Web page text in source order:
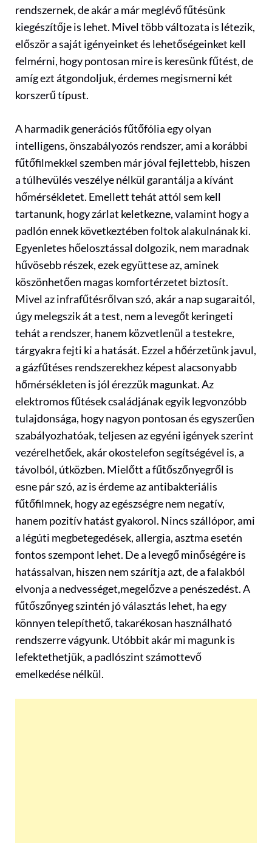
rendszernek, de akár a már meglévő fűtésünk
kiegészítője is lehet. Mivel több változata is létezik,
először a saját igényeinket és lehetőségeinket kell
felmérni, hogy pontosan mire is keresünk fűtést, de
amíg ezt átgondoljuk, érdemes megismerni két
korszerű típust.
A harmadik generációs fűtőfólia egy olyan
intelligens, önszabályozós rendszer, ami a korábbi
fűtőfilmekkel szemben már jóval fejlettebb, hiszen
a túlhevülés veszélye nélkül garantálja a kívánt
hőmérsékletet. Emellett tehát attól sem kell
tartanunk, hogy zárlat keletkezne, valamint hogy a
padlón ennek következtében foltok alakulnának ki.
Egyenletes hőelosztással dolgozik, nem maradnak
hűvösebb részek, ezek együttese az, aminek
köszönhetően magas komfortérzetet biztosít.
Mivel az infrafűtésrőlvan szó, akár a nap sugaraitól,
úgy melegszik át a test, nem a levegőt keringeti
tehát a rendszer, hanem közvetlenül a testekre,
tárgyakra fejti ki a hatását. Ezzel a hőérzetünk javul,
a gázfűtéses rendszerekhez képest alacsonyabb
hőmérsékleten is jól érezzük magunkat. Az
elektromos fűtések családjának egyik legvonzóbb
tulajdonsága, hogy nagyon pontosan és egyszerűen
szabályozhatóak, teljesen az egyéni igények szerint
vezérelhetőek, akár okostelefon segítségével is, a
távolból, útközben. Mielőtt a fűtőszőnyegről is
esne pár szó, az is érdeme az antibakteriális
fűtőfilmnek, hogy az egészségre nem negatív,
hanem pozitív hatást gyakorol. Nincs szállópor, ami
a légúti megbetegedések, allergia, asztma esetén
fontos szempont lehet. De a levegő minőségére is
hatássalvan, hiszen nem szárítja azt, de a falakból
elvonja a nedvességet,megelőzve a penészedést. A
fűtőszőnyeg szintén jó választás lehet, ha egy
könnyen telepíthető, takarékosan használható
rendszerre vágyunk. Utóbbit akár mi magunk is
lefektethetjük, a padlószint számottevő
emelkedése nélkül.